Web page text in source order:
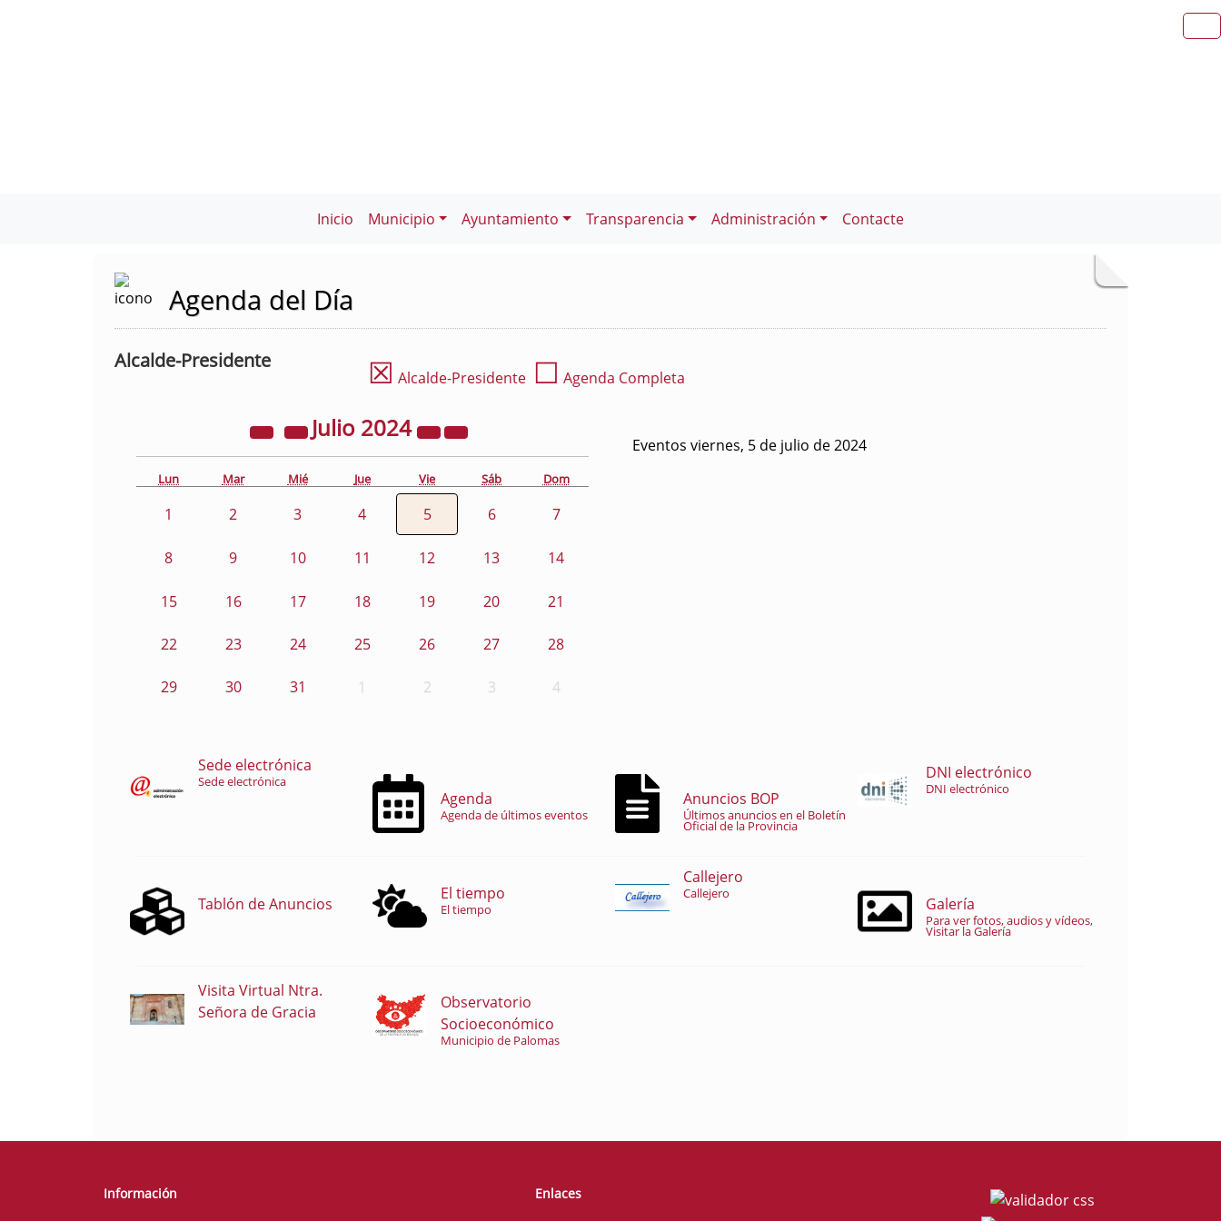
Inicio Municipio Ayuntamiento Transparencia Administración Contacte
Agenda del Día
Alcalde-Presidente ☒ Alcalde-Presidente ☐ Agenda Completa
Julio 2024
Lun Mar Mié Jue Vie Sáb Dom
1 2 3 4 5 6 7
8 9 10 11 12 13 14
15 16 17 18 19 20 21
22 23 24 25 26 27 28
29 30 31 1 2 3 4
Eventos viernes, 5 de julio de 2024
Sede electrónica
Sede electrónica
Agenda
Agenda de últimos eventos
Anuncios BOP
Últimos anuncios en el Boletín
Oficial de la Provincia
DNI electrónico
DNI electrónico
Tablón de Anuncios
El tiempo
El tiempo
Callejero
Callejero
Galería
Para ver fotos, audios y vídeos,
Visitar la Galería
Visita Virtual Ntra.
Señora de Gracia
Observatorio
Socioeconómico
Municipio de Palomas
Información Enlaces